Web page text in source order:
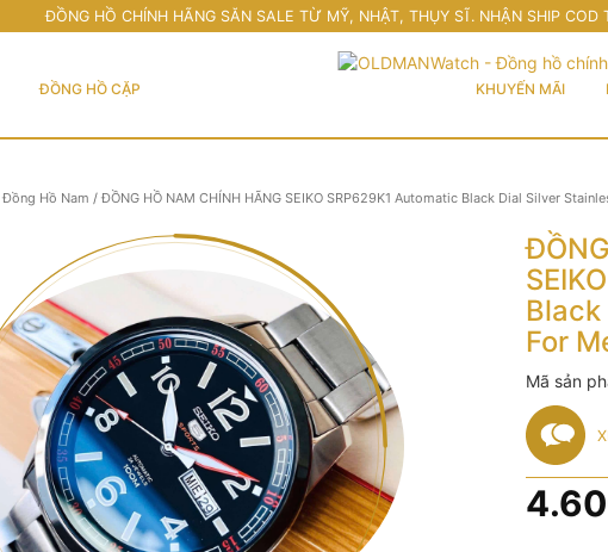
ĐỒNG HỒ CHÍNH HÃNG SĂN SALE TỪ MỸ, NHẬT, THỤY SĨ. NHẬN SHIP COD
ĐỒNG HỒ CẶP KHUYẾN MÃI
Đồng Hồ Nam / ĐỒNG HỒ NAM CHÍNH HÃNG SEIKO SRP629K1 Automatic Black Dial Silver
For
Mã sản